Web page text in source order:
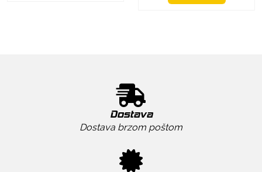
Dostava
Dostava brzom poštom